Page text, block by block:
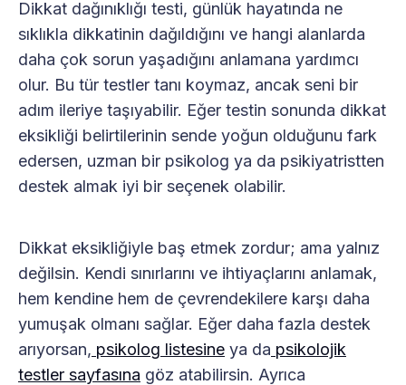
Dikkat dağınıklığı testi, günlük hayatında ne
sıklıkla dikkatinin dağıldığını ve hangi alanlarda
daha çok sorun yaşadığını anlamana yardımcı
olur. Bu tür testler tanı koymaz, ancak seni bir
adım ileriye taşıyabilir. Eğer testin sonunda dikkat
eksikliği belirtilerinin sende yoğun olduğunu fark
edersen, uzman bir psikolog ya da psikiyatristten
destek almak iyi bir seçenek olabilir.
Dikkat eksikliğiyle baş etmek zordur; ama yalnız
değilsin. Kendi sınırlarını ve ihtiyaçlarını anlamak,
hem kendine hem de çevrendekilere karşı daha
yumuşak olmanı sağlar. Eğer daha fazla destek
arıyorsan, psikolog listesine ya da psikolojik
testler sayfasına göz atabilirsin. Ayrıca